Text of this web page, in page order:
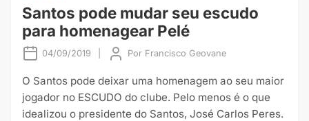
Santos pode mudar seu escudo
para homenagear Pelé
04/09/2019 Por Francisco Geovane
O Santos pode deixar uma homenagem ao seu maior
jogador no ESCUDO do clube. Pelo menos é o que
idealizou o presidente do Santos, José Carlos Peres.